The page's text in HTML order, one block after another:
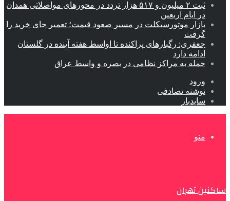
ثبت ۲ میلیون و ۵۱۷ هزار تردد در محورهای مواصلاتی همدان
در ایام اربعین
بازار موتورسیکلت در مسیر صعود قیمت؛ تعمیر جای خرید را
گرفت
جعفری: رگبارهای پراکنده تا اواسط هفته آینده در گلستان
ادامه دارد
حمله به مراکز نظامی در بصره و واسط عراق
ورود
نوشته تصادفی
سایدبار
منو
ساکنین تهران